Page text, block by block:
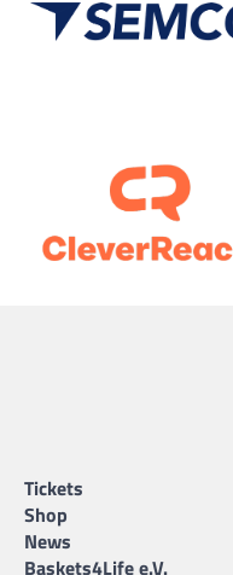
Tickets
Shop
News
Baskets4Life e.V.